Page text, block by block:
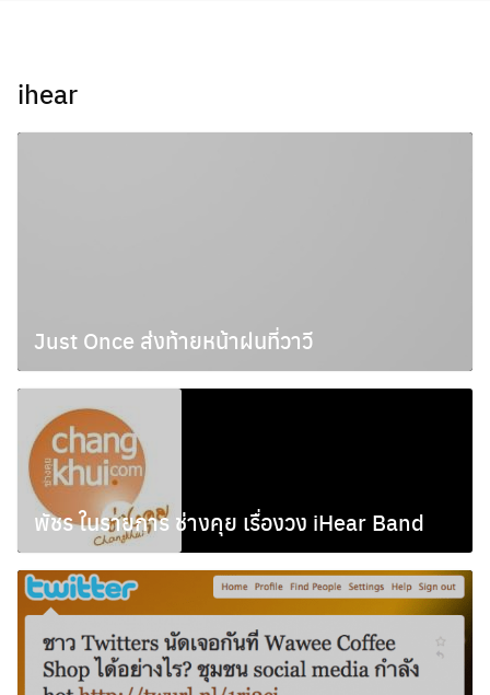
ihear
Just Once ส่งท้ายหน้าฝนที่วาวี
ตุลาคม 29, 2009
พัชร ในรายการ ช่างคุย เรื่องวง iHear Band
ตุลาคม 28, 2009